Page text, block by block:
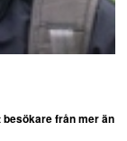
från mer än